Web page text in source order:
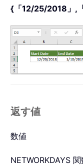
{「12/25/2018」,
返す値
数値
NETWORKDAYS